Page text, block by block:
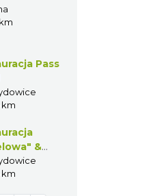
Pass
km
&
km